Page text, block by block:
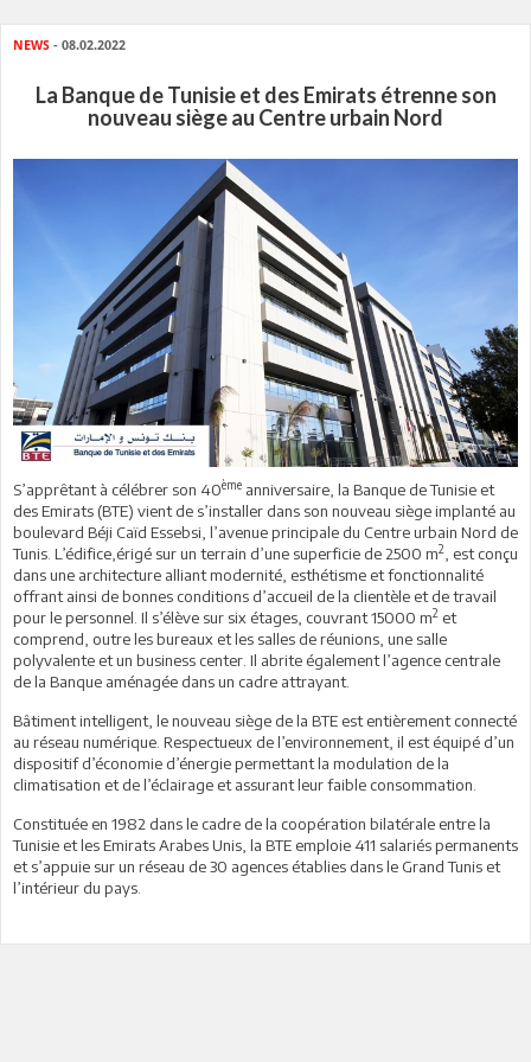
NEWS - 08.02.2022
La Banque de Tunisie et des Emirats étrenne son
nouveau siège au Centre urbain Nord
S’apprêtant à célébrer son 40ème anniversaire, la Banque de Tunisie et
des Emirats (BTE) vient de s’installer dans son nouveau siège implanté au
boulevard Béji Caïd Essebsi, l’avenue principale du Centre urbain Nord de
Tunis. L’édifice,érigé sur un terrain d’une superficie de 2500 m2
, est conçu
dans une architecture alliant modernité, esthétisme et fonctionnalité
offrant ainsi de bonnes conditions d’accueil de la clientèle et de travail
pour le personnel. Il s’élève sur six étages, couvrant 15000 m2 et
comprend, outre les bureaux et les salles de réunions, une salle
polyvalente et un business center. Il abrite également l’agence centrale
de la Banque aménagée dans un cadre attrayant.
Bâtiment intelligent, le nouveau siège de la BTE est entièrement connecté
au réseau numérique. Respectueux de l’environnement, il est équipé d’un
dispositif d’économie d’énergie permettant la modulation de la
climatisation et de l’éclairage et assurant leur faible consommation.
Constituée en 1982 dans le cadre de la coopération bilatérale entre la
Tunisie et les Emirats Arabes Unis, la BTE emploie 411 salariés permanents
et s’appuie sur un réseau de 30 agences établies dans le Grand Tunis et
l’intérieur du pays.